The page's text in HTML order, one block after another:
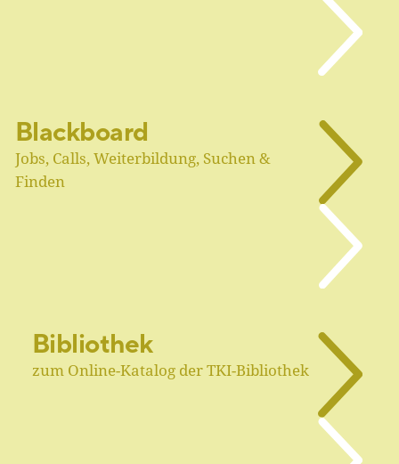
Blackboard
Jobs, Calls, Weiterbildung, Suchen &
Finden
Bibliothek
zum Online-Katalog der TKI-Bibliothek